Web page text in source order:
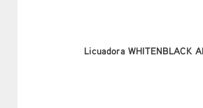
Licuadora WHITENBLACK